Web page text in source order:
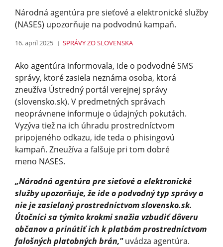
Národná agentúra pre sieťové a elektronické služby
(NASES) upozorňuje na podvodnú kampaň.
16. apríl 2025 SPRÁVYZO SLOVENSKA
Ako agentúra informovala, ide o podvodné SMS
správy, ktoré zasiela neznáma osoba, ktorá
zneužíva Ústredný portál verejnej správy
(slovensko.sk). V predmetných správach
neoprávnene informuje o údajných pokutách.
Vyzýva tiež na ich úhradu prostredníctvom
pripojeného odkazu, ide teda o phisingovú
kampaň. Zneužíva a falšuje pri tom dobré
meno NASES.
„Národná agentúra pre sieťové a elektronické
služby upozorňuje, že ide o podvodný typ správy a
nie je zasielaný prostredníctvom slovensko.sk.
Útočníci sa týmito krokmi snažia vzbudiť dôveru
občanov a prinútiť ich k platbám prostredníctvom
falošných platobných brán,"uvádza agentúra.